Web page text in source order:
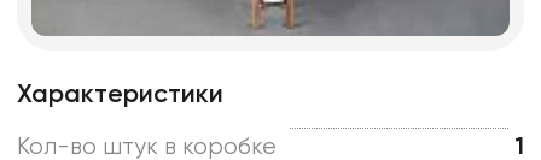
Характеристики
Кол-во штук в коробке 1